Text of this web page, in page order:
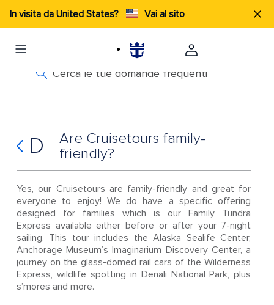
In visita da United States? Vai al sito
Cerca le tue domande frequenti
D
Are Cruisetours family-
friendly?
Yes, our Cruisetours are family-friendly and great for
everyone to enjoy! We do have a specific offering
designed for families which is our Family Tundra
Express available either before or after your 7-night
sailing. This tour includes the Alaska Sealife Center,
Anchorage Museum’s Imaginarium Discovery Center, a
journey on the glass-domed rail cars of the Wilderness
Express, wildlife spotting in Denali National Park, plus
s’mores and more.